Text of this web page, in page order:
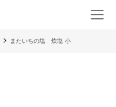
またいちの塩 炊塩 小